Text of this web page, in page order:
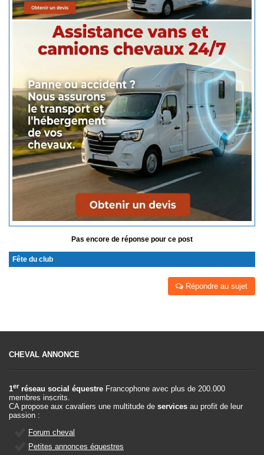
Pas encore de réponse pour ce post
Fête du club
Répondre au sujet
CHEVAL ANNONCE
1er réseau social équestre Francophone avec plus de 200.000
membres inscrits.
CA propose aux cavaliers une multitude de services au profit de leur
passion :
Forum cheval
Petites annonces équestres